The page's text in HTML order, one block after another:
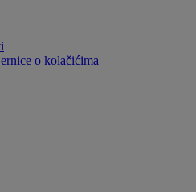
o kolačićima